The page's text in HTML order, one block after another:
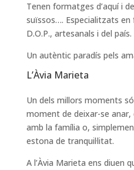
Tenen formatges d’aquí i
suïssos…. Especialitzats
D.O.P., artesanals i del país.
Un autèntic paradís pels
L’Àvia Marieta
Un dels millors moments
moment de deixar-se anar,
amb la família o,
estona de tranquil·litat.
A l’Àvia Marieta ens diuen